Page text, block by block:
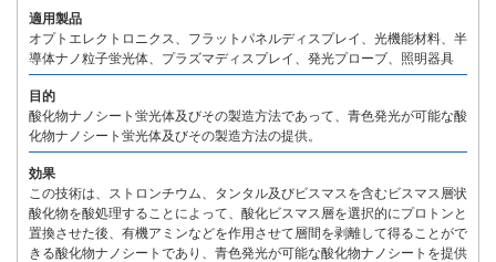
適用製品
オプトエレクトロニクス、フラットパネルディスプレイ、光機能材料、半
導体ナノ粒子蛍光体、プラズマディスプレイ、発光プローブ、照明器具
目的
酸化物ナノシート蛍光体及びその製造方法であって、青色発光が可能な酸
化物ナノシート蛍光体及びその製造方法の提供。
効果
この技術は、ストロンチウム、タンタル及びビスマスを含むビスマス層状
酸化物を酸処理することによって、酸化ビスマス層を選択的にプロトンと
置換させた後、有機アミンなどを作用させて層間を剥離して得ることがで
きる酸化物ナノシートであり、青色発光が可能な酸化物ナノシートを提供